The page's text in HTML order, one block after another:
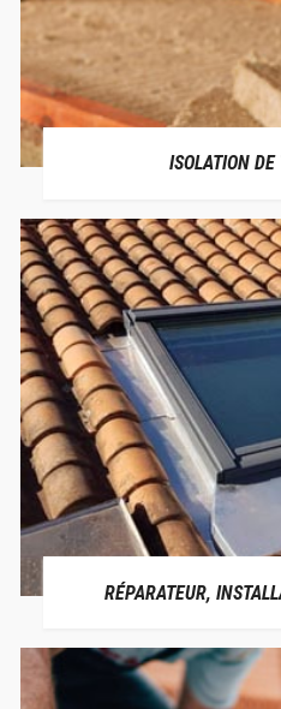
ISOLATION
RÉPARATEUR,